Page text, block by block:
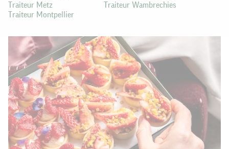
Traiteur Metz
Traiteur Montpellier
Traiteur Wambrechies